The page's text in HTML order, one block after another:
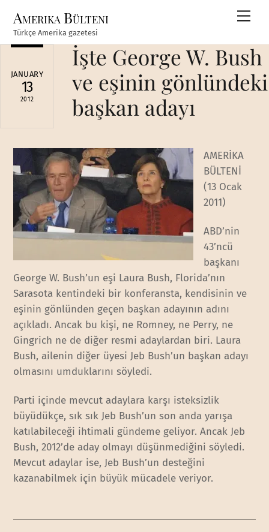
content
Amerika Bülteni
Türkçe Amerika gazetesi
JANUARY
13
2012
İşte George W. Bush
ve eşinin gönlündeki
başkan adayı
AMERİKA
BÜLTENİ
(13 Ocak
2011)
ABD’nin
43’ncü
başkanı
George W. Bush’un eşi Laura Bush, Florida’nın
Sarasota kentindeki bir konferansta, kendisinin ve
eşinin gönlünden geçen başkan adayının adını
açıkladı. Ancak bu kişi, ne Romney, ne Perry, ne
Gingrich ne de diğer resmi adaylardan biri. Laura
Bush, ailenin diğer üyesi Jeb Bush’un başkan adayı
olmasını umduklarını söyledi.
Parti içinde mevcut adaylara karşı isteksizlik
büyüdükçe, sık sık Jeb Bush’un son anda yarışa
katılabileceği ihtimali gündeme geliyor. Ancak Jeb
Bush, 2012’de aday olmayı düşünmediğini söyledi.
Mevcut adaylar ise, Jeb Bush’un desteğini
kazanabilmek için büyük mücadele veriyor.